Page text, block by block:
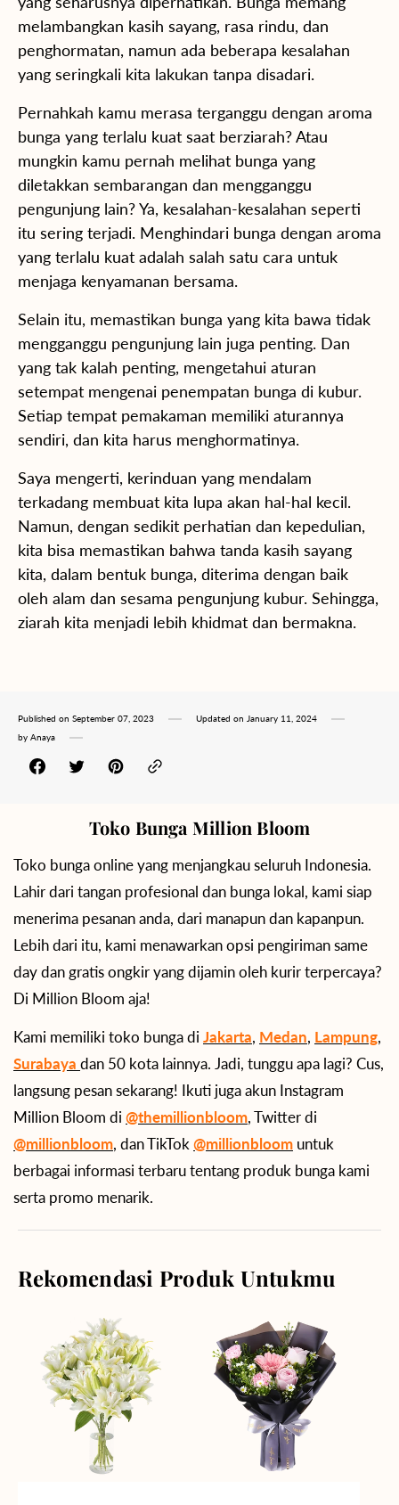
melambangkan kasih sayang, rasa rindu, dan
penghormatan, namun ada beberapa kesalahan
yang seringkali kita lakukan tanpa disadari.
Pernahkah kamu merasa terganggu dengan aroma
bunga yang terlalu kuat saat berziarah? Atau
mungkin kamu pernah melihat bunga yang
diletakkan sembarangan dan mengganggu
pengunjung lain? Ya, kesalahan-kesalahan seperti
itu sering terjadi. Menghindari bunga dengan aroma
yang terlalu kuat adalah salah satu cara untuk
menjaga kenyamanan bersama.
Selain itu, memastikan bunga yang kita bawa tidak
mengganggu pengunjung lain juga penting. Dan
yang tak kalah penting, mengetahui aturan
setempat mengenai penempatan bunga di kubur.
Setiap tempat pemakaman memiliki aturannya
sendiri, dan kita harus menghormatinya.
Saya mengerti, kerinduan yang mendalam
terkadang membuat kita lupa akan hal-hal kecil.
Namun, dengan sedikit perhatian dan kepedulian,
kita bisa memastikan bahwa tanda kasih sayang
kita, dalam bentuk bunga, diterima dengan baik
oleh alam dan sesama pengunjung kubur. Sehingga,
ziarah kita menjadi lebih khidmat dan bermakna.
Published on September 07, 2023 Updated on January 11, 2024
by Anaya
Toko Bunga Million Bloom
Toko bunga online yang menjangkau seluruh Indonesia.
Lahir dari tangan profesional dan bunga lokal, kami siap
menerima pesanan anda, dari manapun dan kapanpun.
Lebih dari itu, kami menawarkan opsi pengiriman same
day dan gratis ongkir yang dijamin oleh kurir terpercaya?
Di Million Bloom aja!
Kami memiliki toko bunga di Jakarta, Medan, Lampung,
Surabaya dan 50 kota lainnya. Jadi, tunggu apa lagi? Cus,
langsung pesan sekarang! Ikuti juga akun Instagram
Million Bloom di @themillionbloom, Twitter di
@millionbloom, dan TikTok@millionbloom untuk
berbagai informasi terbaru tentang produk bunga kami
serta promo menarik.
Rekomendasi Produk Untukmu
Delight